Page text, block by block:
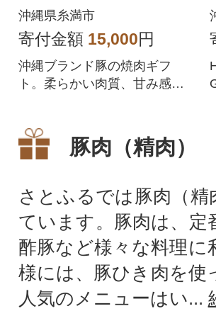
沖縄県糸満市
寄付金額 15,000円
沖縄ブランド豚の焼肉ギフ
ト。柔らかい肉質、甘み感じ
豚肉（精肉）
さとふるでは豚肉（
ています。豚肉は、
酢豚など様々な料理
様には、豚ひき肉を
人気のメニューはい...